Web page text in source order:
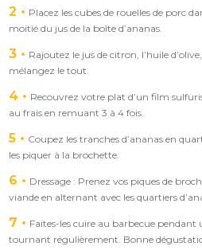
2
Placez les cubes de rouelles de porc
moitié du jus de la boîte d’ananas.
3
Rajoutez le jus de citron, l’huile
mélangez le tout.
4
Recouvrez votre plat d’un film
au frais en remuant 3 à 4 fois.
5
Coupez les tranches d’ananas en
les piquer à la brochette.
6
Dressage : Prenez vos piques de
viande en alternant avec les quartiers
7
Faites-les cuire au barbecue pendant
tournant régulièrement. Bonne